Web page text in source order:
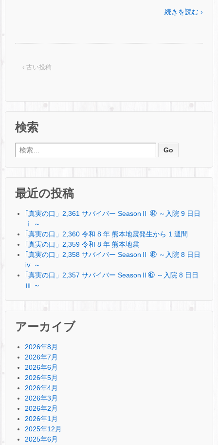
続きを読む ›
‹ 古い投稿
検索
検索:
最近の投稿
｢真実の口」2,361 サバイバー SeasonⅡ ㊹ ～入院 9 日日
ⅰ ～
｢真実の口」2,360 令和 8 年 熊本地震発生から 1 週間
｢真実の口」2,359 令和 8 年 熊本地震
｢真実の口」2,358 サバイバー SeasonⅡ ㊸ ～入院 8 日日
ⅳ ～
｢真実の口」2,357 サバイバー SeasonⅡ㊷ ～入院 8 日日
ⅲ ～
アーカイブ
2026年8月
2026年7月
2026年6月
2026年5月
2026年4月
2026年3月
2026年2月
2026年1月
2025年12月
2025年6月